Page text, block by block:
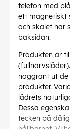
telefon med
ett magnetiskt
och skalet har
baksidan.
Produkten är
noggrant ut
produkter.
lädrets
Dessa
tecken på